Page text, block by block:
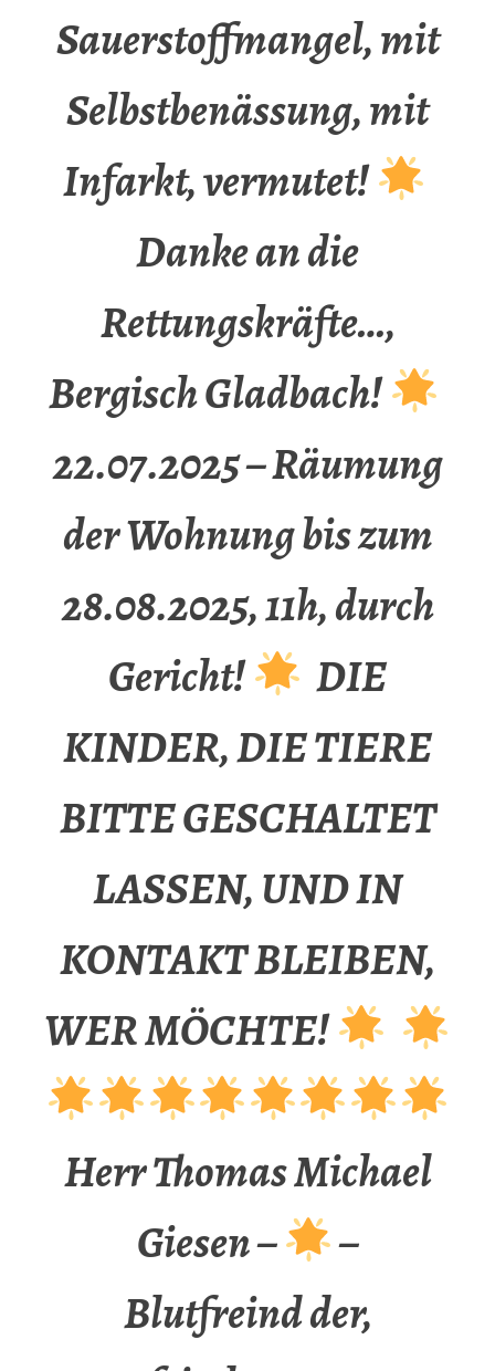
Sauerstoffmangel, mit
Selbstbenässung, mit
Infarkt, vermutet!
Danke an die
Rettungskräfte…,
Bergisch Gladbach!
22.07.2025 – Räumung
der Wohnung bis zum
28.08.2025, 11h, durch
Gericht!
DIE
KINDER, DIE TIERE
BITTE GESCHALTET
LASSEN, UND IN
KONTAKT BLEIBEN,
WER MÖCHTE!
Herr Thomas Michael
Giesen –
–
Blutfreind der,